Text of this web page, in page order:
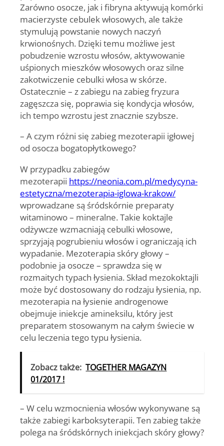
Zarówno osocze, jak i fibryna aktywują komórki
macierzyste cebulek włosowych, ale także
stymulują powstanie nowych naczyń
krwionośnych. Dzięki temu możliwe jest
pobudzenie wzrostu włosów, aktywowanie
uśpionych mieszków włosowych oraz silne
zakotwiczenie cebulki włosa w skórze.
Ostatecznie – z zabiegu na zabieg fryzura
zagęszcza się, poprawia się kondycja włosów,
ich tempo wzrostu jest znacznie szybsze.
– A czym różni się zabieg mezoterapii igłowej
od osocza bogatopłytkowego?
W przypadku zabiegów
mezoterapii https://neonia.com.pl/medycyna-
estetyczna/mezoterapia-iglowa-krakow/
wprowadzane są śródskórnie preparaty
witaminowo – mineralne. Takie koktajle
odżywcze wzmacniają cebulki włosowe,
sprzyjają pogrubieniu włosów i ograniczają ich
wypadanie. Mezoterapia skóry głowy –
podobnie ja osocze – sprawdza się w
rozmaitych typach łysienia. Skład mezokoktajli
może być dostosowany do rodzaju łysienia, np.
mezoterapia na łysienie androgenowe
obejmuje iniekcje amineksilu, który jest
preparatem stosowanym na całym świecie w
celu leczenia tego typu łysienia.
Zobacz także: TOGETHER MAGAZYN
01/2017 !
– W celu wzmocnienia włosów wykonywane są
także zabiegi karboksyterapii. Ten zabieg także
polega na śródskórnych iniekcjach skóry głowy?